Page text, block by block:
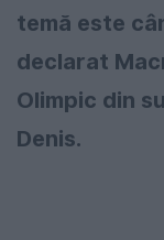
temă este
declarat
Olimpic din
Denis.